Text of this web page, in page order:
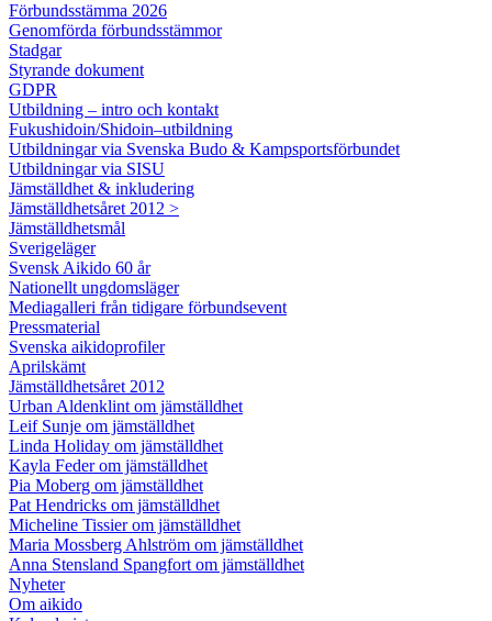
Förbundsstämma 2026
Genomförda förbundsstämmor
Stadgar
Styrande dokument
GDPR
Utbildning – intro och kontakt
Fukushidoin/Shidoin–utbildning
Utbildningar via Svenska Budo & Kampsportsförbundet
Utbildningar via SISU
Jämställdhet & inkludering
Jämställdhetsåret 2012 >
Jämställdhetsmål
Sverigeläger
Svensk Aikido 60 år
Nationellt ungdomsläger
Mediagalleri från tidigare förbundsevent
Pressmaterial
Svenska aikidoprofiler
Aprilskämt
Jämställdhetsåret 2012
Urban Aldenklint om jämställdhet
Leif Sunje om jämställdhet
Linda Holiday om jämställdhet
Kayla Feder om jämställdhet
Pia Moberg om jämställdhet
Pat Hendricks om jämställdhet
Micheline Tissier om jämställdhet
Maria Mossberg Ahlström om jämställdhet
Anna Stensland Spangfort om jämställdhet
Nyheter
Om aikido